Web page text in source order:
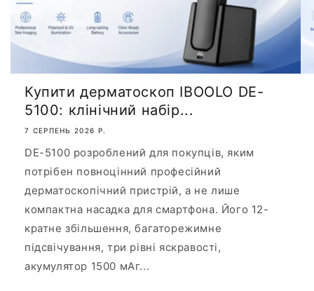
Купити дерматоскоп IBOOLO DE-
5100: клінічний набір...
7 СЕРПЕНЬ 2026 Р.
DE-5100 розроблений для покупців, яким
потрібен повноцінний професійний
дерматоскопічний пристрій, а не лише
компактна насадка для смартфона. Його 12-
кратне збільшення, багаторежимне
підсвічування, три рівні яскравості,
акумулятор 1500 мАг...